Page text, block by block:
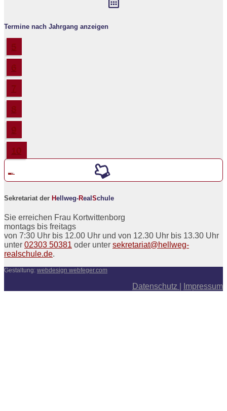
Termine nach Jahrgang anzeigen
5
6
7
8
9
10
Sekretariat der Hellweg-RealSchule
Sie erreichen Frau Kortwittenborg
montags bis freitags
von 7:30 Uhr bis 12.00 Uhr und von 12.30 Uhr bis 13.30 Uhr
unter 02303 50381 oder unter sekretariat@hellweg-
realschule.de.
Gestaltung: webdesign webfeger.com
Datenschutz Impressum